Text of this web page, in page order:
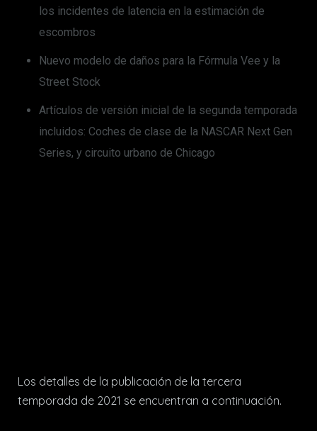
los incidentes de latencia en la estimación de
escombros
Nuevo modelo de daños para la Fórmula Vee y la
Street Stock
Artículos de versión inicial de la segunda temporada
incluidos: Coches de clase de la NASCAR Next Gen
Series, y circuito urbano de Chicago
Los detalles de la publicación de la tercera
temporada de 2021 se encuentran a continuación.